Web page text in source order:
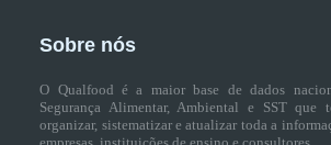
Sobre nós
O Qualfood é a maior base de dados
Segurança Alimentar, Ambiental e SST que
organizar, sistematizar e atualizar toda a